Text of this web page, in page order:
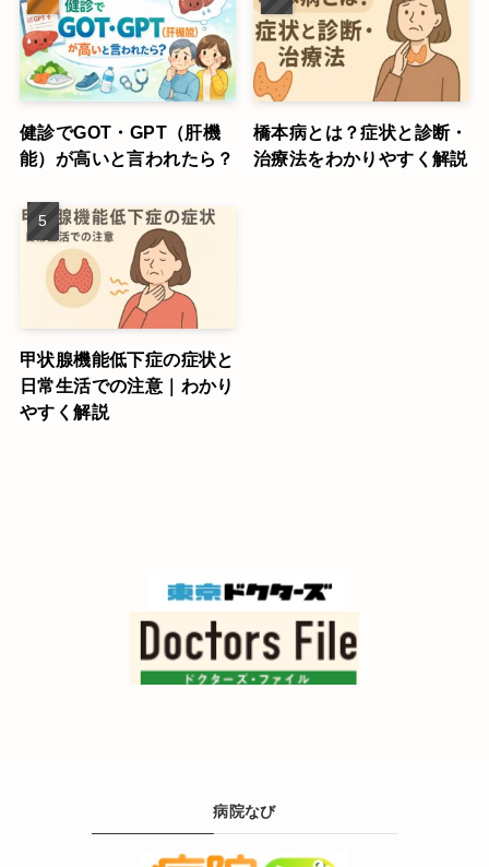
健診でGOT・GPT（肝機
能）が高いと言われたら？
橋本病とは？症状と診断・
治療法をわかりやすく解説
甲状腺機能低下症の症状と
日常生活での注意｜わかり
やすく解説
病院なび